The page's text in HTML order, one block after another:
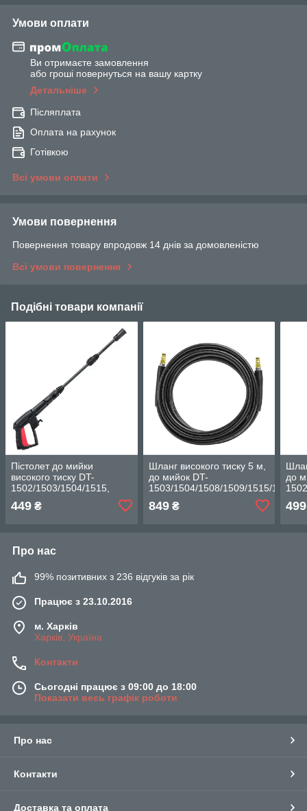
Умови оплати
Ви отримаєте замовлення
або гроші повернуться на вашу картку
Детальніше
Післяплата
Оплата на рахунок
Готівкою
Всі умови оплати
Умови повернення
Повернення товару впродовж 14 днів за домовленістю
Всі умови повернення
Подібні товари компанії
Пістолет до мийки
високого тиску DT-
1502/1503/1504/1515,
макс. 140 бар INTERTOOL
DT-1530
449 ₴
Шланг високого тиску 5 м,
до мийок DT-
1503/1504/1508/1509/1515/1517,
INTERTOOL DT-1555
849₴
до
DT-
499
Про нас
99% позитивних з 236 відгуків за рік
Працює з 23.10.2016
м. Харків
Харків, Україна
Контакти
Сьогодні працює з 09:00 до 18:00
Показати весь графік роботи
Про нас
Контакти
Доставка та оплата